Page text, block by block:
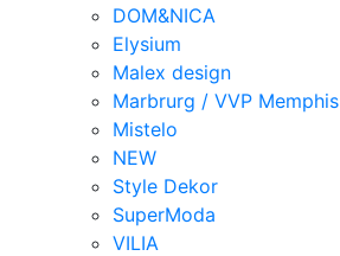
DOM&NICA
Elysium
Malex design
Marbrurg / VVP Memphis
Mistelo
NEW
Style Dekor
SuperModa
VILIA